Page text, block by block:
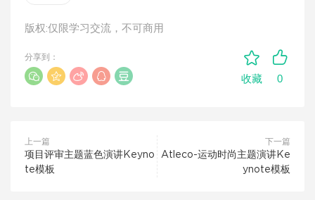
版权:仅限学习交流，不可商用
收藏 0
分享到：
上一篇
项目评审主题蓝色演讲Keyno
te模板
下一篇
Atleco-运动时尚主题演讲Ke
ynote模板